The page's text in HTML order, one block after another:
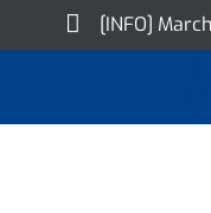
to
[INFO]